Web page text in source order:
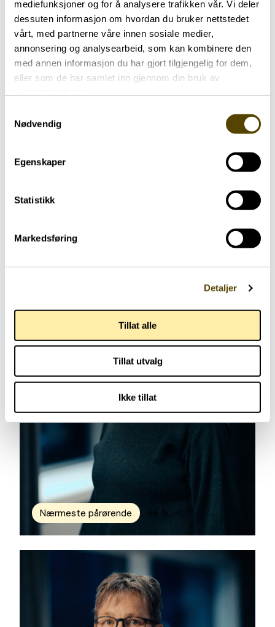
mediefunksjoner og for å analysere trafikken vår. Vi deler
dessuten informasjon om hvordan du bruker nettstedet
vårt, med partnerne våre innen sosiale medier,
annonsering og analysearbeid, som kan kombinere den
med annen informasjon du har gjort tilgjengelig for dem,
eller som de har samlet inn gjennom din bruk av
Nødvendig
Egenskaper
Statistikk
Markedsføring
Detaljer
Tillat alle
Tillat utvalg
Ikke tillat
Årsmøte 2026 Oslo og Akershus
Parkinsonforening
Møteplass Vinderen Slemdalsveien 72
Parkinarkinsonforeningen Oslo Nord
Nærmeste pårørende 66 år